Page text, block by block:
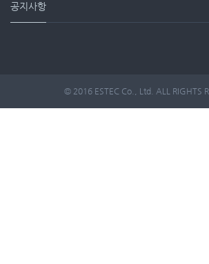
공지사항
© 2016 ESTEC Co., Ltd. ALL RIGHTS